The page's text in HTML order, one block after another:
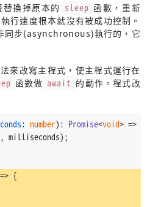
換掉原本的 sleep 函數，重新
行速度根本就沒有被成功控制。
同步(asynchronous)執行的，它
來改寫主程式，使主程式運行在
函數做 await 的動作。程式改
: number): Promise<void> =>
milliseconds);
{